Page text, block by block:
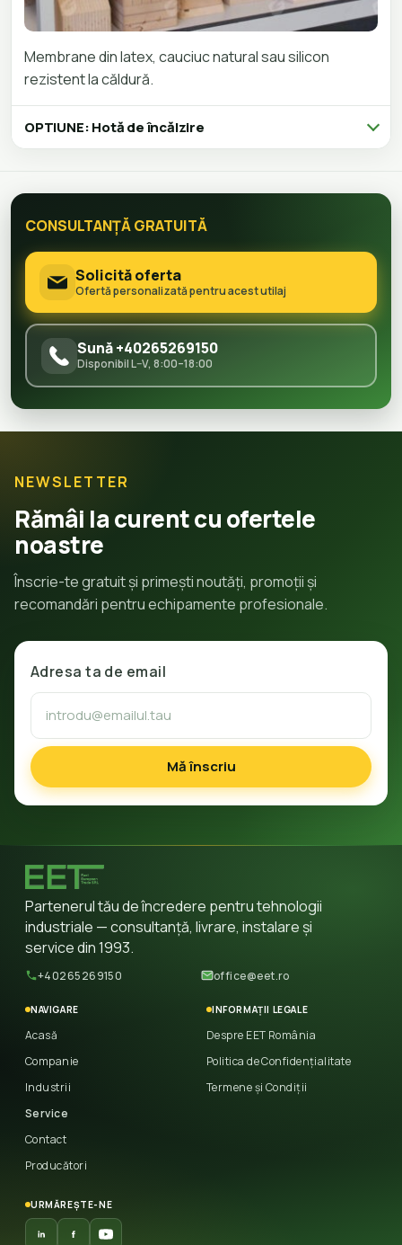
Membrane din latex, cauciuc natural sau silicon
rezistent la căldură.
OPTIUNE: Hotă de încălzire
CONSULTANȚĂ GRATUITĂ
Solicită oferta
Ofertă personalizată pentru acest utilaj
Sună +40265269150
Disponibil L–V, 8:00–18:00
NEWSLETTER
Rămâi la curent cu ofertele
noastre
Înscrie-te gratuit și primești noutăți, promoții și
recomandări pentru echipamente profesionale.
Adresa ta de email
Mă înscriu
Partenerul tău de încredere pentru tehnologii
industriale — consultanță, livrare, instalare și
service din 1993.
+40265269150 office@eet.ro
NAVIGARE
Acasă
Companie
Industrii
Service
Contact
Producători
INFORMAȚII LEGALE
Despre EET România
Politica de Confidențialitate
Termene și Condiții
URMĂREȘTE-NE